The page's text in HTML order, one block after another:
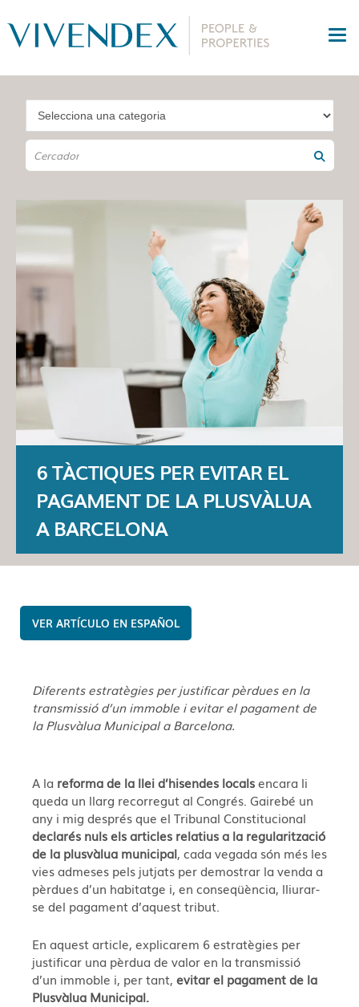
6 TÀCTIQUES PER EVITAR EL
PAGAMENT DE LA PLUSVÀLUA
A BARCELONA
ESPAÑOL
Diferents estratègies per justificar pèrdues en la
transmissió d’un immoble i evitar el pagament de
la Plusvàlua Municipal a Barcelona.
A la reforma de la llei d’hisendes localsencara li
queda un llarg recorregut al Congrés. Gairebé un
any i mig després que el Tribunal Constitucional
declarés nuls els articles relatius a la regularització
de la plusvàlua municipal, cada vegada són més les
vies admeses pels jutjats per demostrar la venda a
pèrdues d’un habitatge i, en conseqüència, lliurar-
se del pagament d’aquest tribut.
En aquest article, explicarem 6 estratègies per
justificar una pèrdua de valor en la transmissió
d’un immoble i, per tant, evitar el pagament de la
Plusvàlua Municipal.